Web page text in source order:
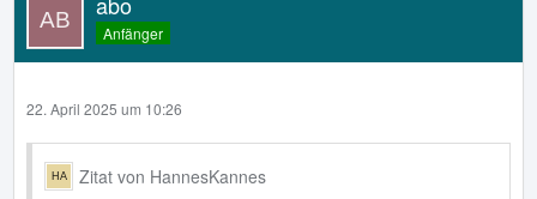
Anfänger
22. April 2025 um 10:26
Zitat von HannesKannes